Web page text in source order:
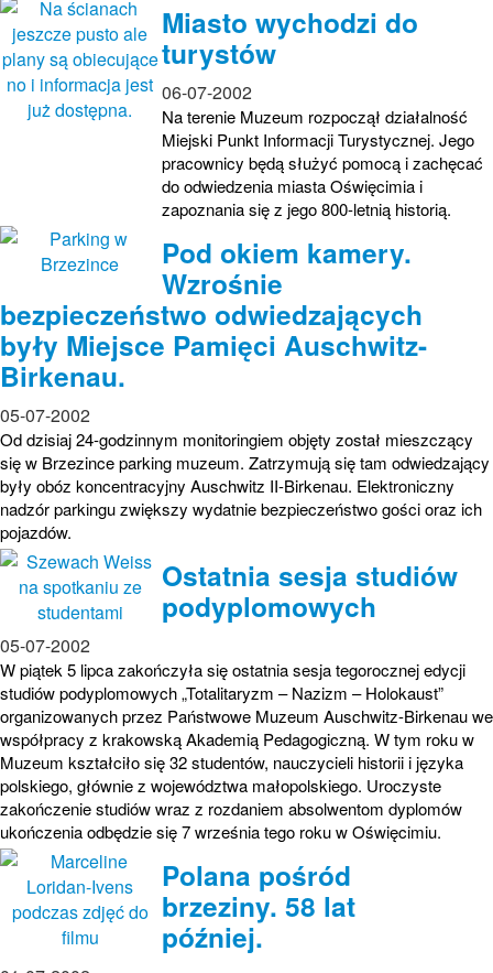
Miasto wychodzi do
turystów
06-07-2002
Na terenie Muzeum rozpoczął działalność
Miejski Punkt Informacji Turystycznej. Jego
pracownicy będą służyć pomocą i zachęcać
do odwiedzenia miasta Oświęcimia i
zapoznania się z jego 800-letnią historią.
Pod okiem kamery.
Wzrośnie
bezpieczeństwo odwiedzających
były Miejsce Pamięci Auschwitz-
Birkenau.
05-07-2002
Od dzisiaj 24-godzinnym monitoringiem objęty został mieszczący
się w Brzezince parking muzeum. Zatrzymują się tam odwiedzający
były obóz koncentracyjny Auschwitz II-Birkenau. Elektroniczny
nadzór parkingu zwiększy wydatnie bezpieczeństwo gości oraz ich
pojazdów.
Ostatnia sesja studiów
podyplomowych
05-07-2002
W piątek 5 lipca zakończyła się ostatnia sesja tegorocznej edycji
studiów podyplomowych „Totalitaryzm – Nazizm – Holokaust”
organizowanych przez Państwowe Muzeum Auschwitz-Birkenau we
współpracy z krakowską Akademią Pedagogiczną. W tym roku w
Muzeum kształciło się 32 studentów, nauczycieli historii i języka
polskiego, głównie z województwa małopolskiego. Uroczyste
zakończenie studiów wraz z rozdaniem absolwentom dyplomów
ukończenia odbędzie się 7 września tego roku w Oświęcimiu.
Polana pośród
brzeziny. 58 lat
później.